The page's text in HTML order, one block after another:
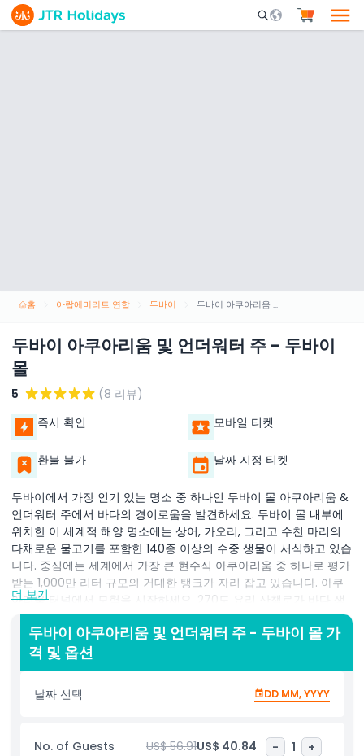
Mobile Search
홈 아랍에미리트 연합 두바이 두바이 아쿠아리움 및 언더워터 주 - 두바이 몰
두바이 아쿠아리움 및 언더워터 주 - 두바이
몰
5
(8 리뷰)
즉시 확인
모바일 티켓
환불 불가 날짜 지정 티켓
두바이에서 가장 인기 있는 명소 중 하나인 두바이 몰 아쿠아리움 &
언더워터 주에서 바다의 경이로움을 발견하세요. 두바이 몰 내부에
위치한 이 세계적 해양 명소에는 상어, 가오리, 그리고 수천 마리의
다채로운 물고기를 포함한 140종 이상의 수중 생물이 서식하고 있습
니다. 중심에는 세계에서 가장 큰 현수식 아쿠아리움 중 하나로 평가
받는 1,000만 리터 규모의 거대한 탱크가 자리 잡고 있습니다. 아쿠
아리움 터널에서 모험을 시작하세요. 270도 유리 산책로가 바다 생
물이 머리 위와 옆에서 헤엄치는 숨막히는 광경을 둘러싸고 있습니
다. 주요 탱크 위에 위치한 언더워터 주에서는 거대한 게, 장난스러운
수달, 그리고 사육된 가장 큰 파충류 중 하나인 전설의 킹 크로커다
일을 만날 수 있습니다. 가족, 커플, 모험가들에게 완벽한 이 명소는
오락과 교육을 결합해 먹이 주기 세션과 유리 바닥 보트 타기 같은
독특한 경험을 제공합니다. 해양 탐험에 몰입하거나 가족과 함께 즐
도심 한가운데서 잊지 못할 수중 모험을 선사합니다.
더 보기
두바이 아쿠아리움 및 언더워터 주 - 두바이 몰 가
격 및 옵션
날짜 선택 DD MM, YYYY
No. of Guests US$ 56.91US$ 40.84 - 1 +